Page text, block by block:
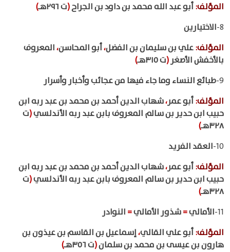
المؤلف:أبو عبد الله محمد بن داود بن الجراح(ت ٢٩٦هـ
)
8- الاختيارين
المؤلف:علي بن سليمان بن الفضل،أبو المحاسن،المعروف
بالأخفش الأصغر(ت ٣١٥هـ
)
9- طبائع النساء وما جاء فيها من عجائب وأخبار وأسرار
المؤلف:أبو عمر،شهاب الدين أحمد بن محمد بن عبد ربه ابن
حبيب ابن حدير بن سالم المعروف بابن عبد ربه الأندلسي(ت
٣٢٨هـ
)
10- العقد الفريد
المؤلف:أبو عمر،شهاب الدين أحمد بن محمد بن عبد ربه ابن
حبيب ابن حدير بن سالم المعروف بابن عبد ربه الأندلسي(ت
٣٢٨هـ
)
11- الأمالي=شذور الأمالي= النوادر
المؤلف:أبو علي القالي،إسماعيل بن القاسم بن عيذون بن
هارون بن عيسى بن محمد بن سلمان(ت ٣٥٦هـ
)